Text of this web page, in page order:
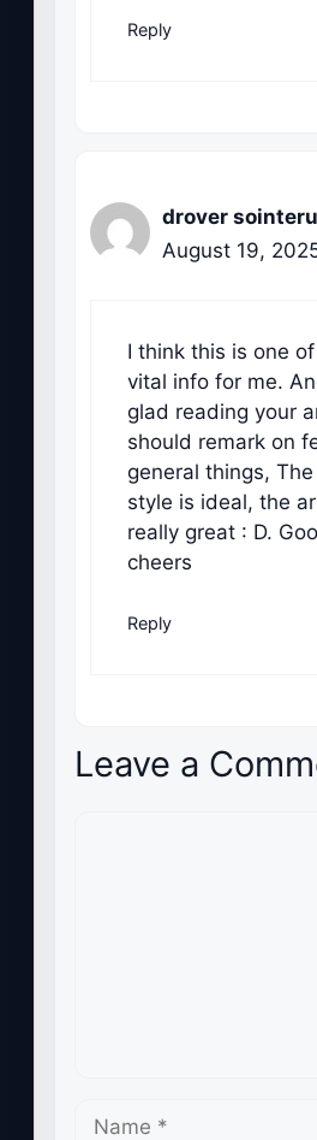
Reply
drover sointeru
August 19,
I think this is one
vital info for me.
glad reading your
should remark on
general things,
style is ideal, the
really great : D.
cheers
Reply
Leave a
Name